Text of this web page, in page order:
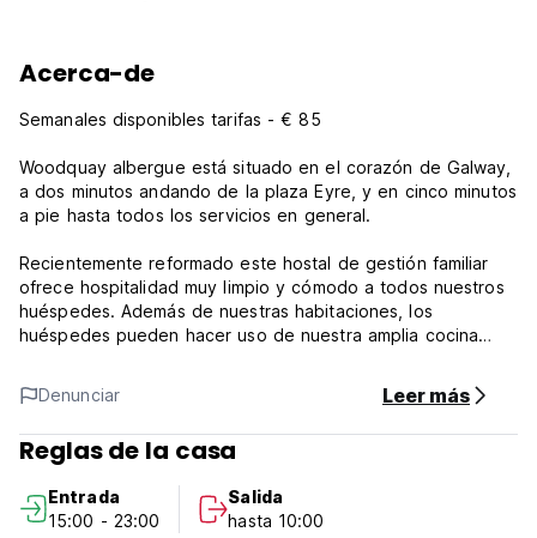
Acerca-de
Semanales disponibles tarifas - € 85
Woodquay albergue está situado en el corazón de Galway,
a dos minutos andando de la plaza Eyre, y en cinco minutos
a pie hasta todos los servicios en general.
Recientemente reformado este hostal de gestión familiar
ofrece hospitalidad muy limpio y cómodo a todos nuestros
huéspedes. Además de nuestras habitaciones, los
huéspedes pueden hacer uso de nuestra amplia cocina
añadida a nuestra ubicación es que se encuentra detrás de
Galway 's principales arterias garantizando así una
confortable noche de sueño a todos nuestros huéspedes.
El albergue ofrece encantadora: amplia cocina totalmente
equipada, sala común con TV y videos sterio y un montón
Denunciar Leer más
Reglas de la casa
Entrada
15:00 - 23:00
Salida
hasta 10:00